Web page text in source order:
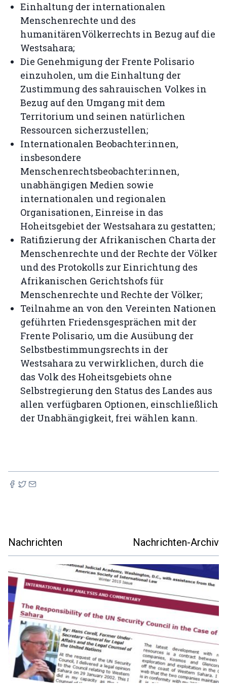
Einhaltung der internationalen
Menschenrechte und des
humanitärenVölkerrechts in Bezug auf die
Westsahara;
Die Genehmigung der Frente Polisario
einzuholen, um die Einhaltung der
Zustimmung des sahrauischen Volkes in
Bezug auf den Umgang mit dem
Territorium und seinen natürlichen
Ressourcen sicherzustellen;
Internationalen Beobachter:innen,
insbesondere
Menschenrechtsbeobachter:innen,
unabhängigen Medien sowie
internationalen und regionalen
Organisationen, Einreise in das
Hoheitsgebiet der Westsahara zu gestatten;
Ratifizierung der Afrikanischen Charta der
Menschenrechte und der Rechte der Völker
und des Protokolls zur Einrichtung des
Afrikanischen Gerichtshofs für
Menschenrechte und Rechte der Völker;
Teilnahme an von den Vereinten Nationen
geführten Friedensgesprächen mit der
Frente Polisario, um die Ausübung der
Selbstbestimmungsrechts in der
Westsahara zu verwirklichen, durch die
das Volk des Hoheitsgebiets ohne
Selbstregierung den Status des Landes aus
allen verfügbaren Optionen, einschließlich
der Unabhängigkeit, frei wählen kann.
Nachrichten Nachrichten-Archiv